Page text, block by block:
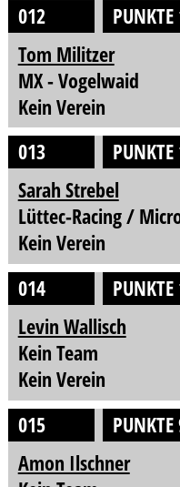
012
Tom Militzer
MX - Vogelwaid
Kein Verein
013
Sarah Strebel
Lüttec-Racing /
Kein Verein
014
Levin Wallisch
Kein Team
Kein Verein
015
Amon Ilschner